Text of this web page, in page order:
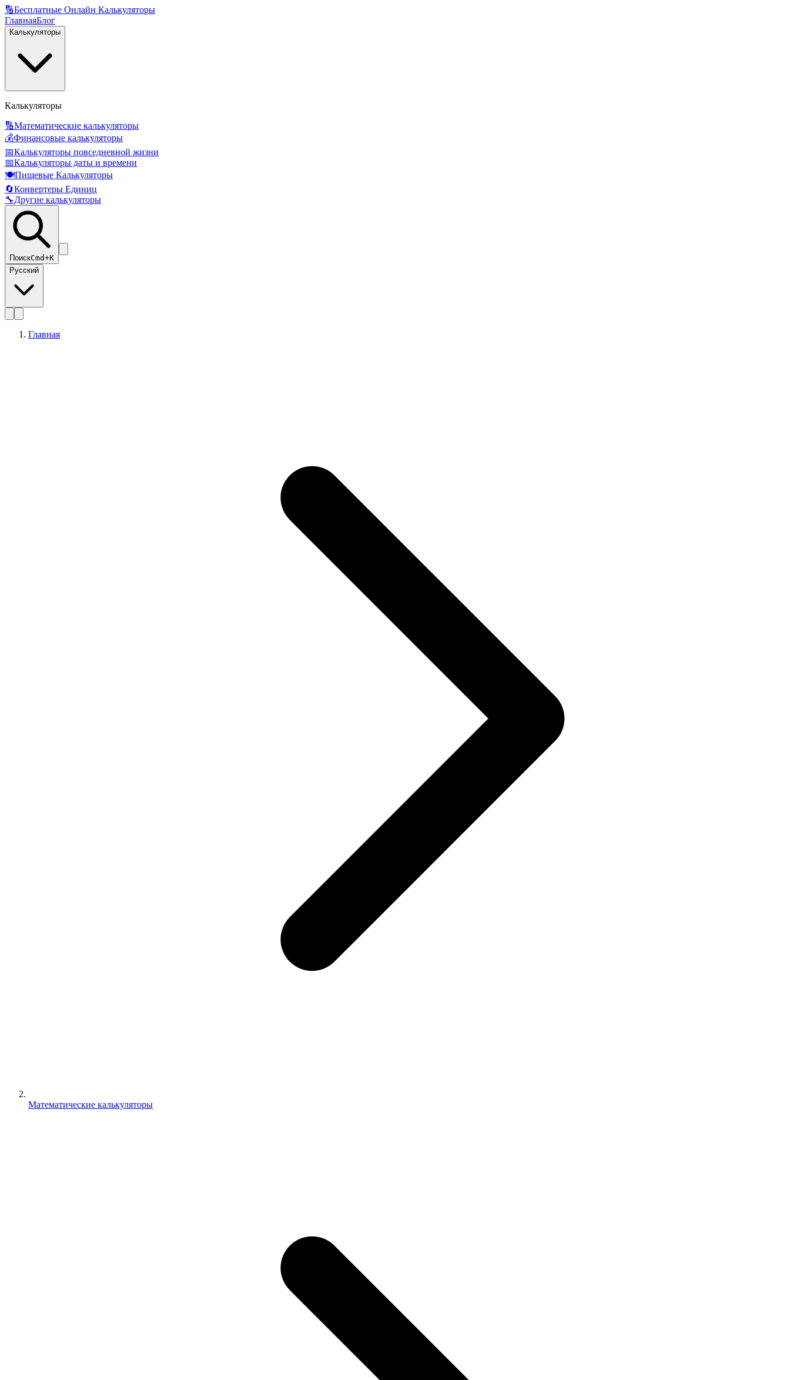
🔢Бесплатные Онлайн Калькуляторы
ГлавнаяБлог
Калькуляторы
Калькуляторы
🔢Математические калькуляторы
💰Финансовые калькуляторы
📅Калькуляторы повседневной жизни
📅Калькуляторы даты и времени
🍽️Пищевые Калькуляторы
🔄Конвертеры Единиц
🔧Другие калькуляторы
ПоискCmd+K
Русский
Главная
Математические калькуляторы